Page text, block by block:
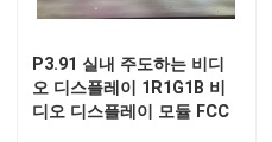
P3.91 실내 주도하는 비디
오 디스플레이 1R1G1B 비
디오 디스플레이 모듈 FCC